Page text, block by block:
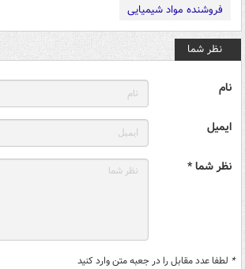
فروشنده مواد شیمیایی
نظر شما
نام
ایمیل
نظر شما *
* لطفا عدد مقابل را در جعبه متن وارد کنید